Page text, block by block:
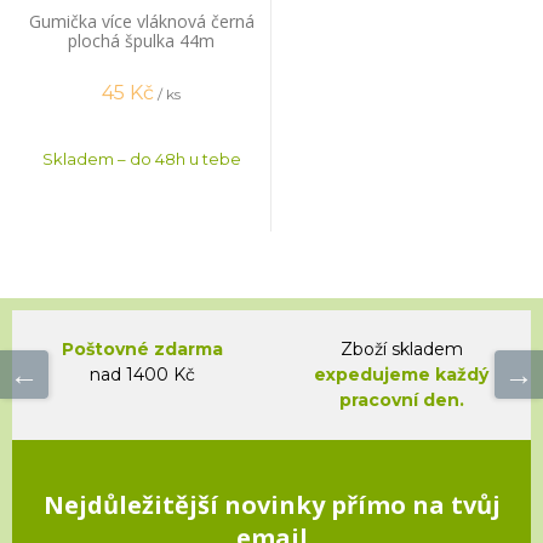
Gumička více vláknová černá
plochá špulka 44m
45 Kč / ks
Skladem – do 48h u tebe
Poštovné zdarma
nad 1400 Kč
Zboží skladem
expedujeme každý
pracovní den.
Nejdůležitější novinky přímo na tvůj